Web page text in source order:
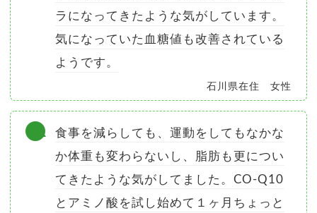
ラになってきたような気がしています。
気になっていた血糖値も改善されている
ようです。
石川県在住 女性
食事を減らしても、運動をしてもなかな
か体重も変わらないし、脂肪も更につい
てきたような気がしてました。CO-Q10
とアミノ酸を試し始めて１ヶ月ちょっと